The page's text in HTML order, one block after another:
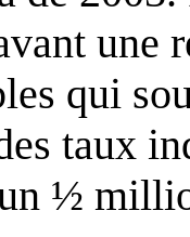
une
qui
taux
½